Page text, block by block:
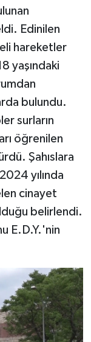
Edinilen
hareketler
yaşındaki
bulundu.
surların
öğrenilen
Şahıslara
yılında
cinayet
belirlendi.
E.D.Y.'nin